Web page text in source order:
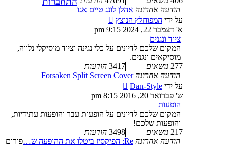
הודעה אחרונה אהלן לונג טיים אגו
על ידי המפוחלץ הנוצץ
בהודעה
האחרונה
א' דצמבר 22, 2024 9:15 pm
ציוד ונגנים
המקום שלכם לדיונים על כלי נגינה וציוד מוסיקלי נלווה,
מוסיקאים ונגנים.
277 נושאים 3417 הודעות
הודעה אחרונה Forsaken Split Screen Cover
על ידי Dan-Style
בהודעה
ש' פברואר 20, 2016 8:15 pm
הופעות
המקום שלכם לדיונים על הופעות עבר והופעות עתידיות,
והופעות שלכם!
217 נושאים 3498 הודעות
הודעה אחרונה Re: הפיקסיז ביטלו את ההופעה ש…
פורום